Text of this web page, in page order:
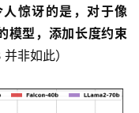
人惊讶的是，对于像
模型，添加长度约束
非如此）